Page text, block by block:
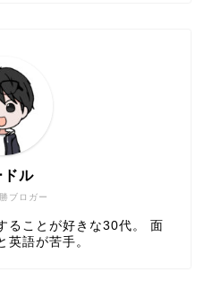
ブロガー
ドル
ることが好きな30代。 面
英語が苦手。